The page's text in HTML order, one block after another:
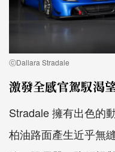
ⓒDallara Stradale
激發全感官駕馭渴
Stradale 擁有出色的
柏油路面產生近乎無